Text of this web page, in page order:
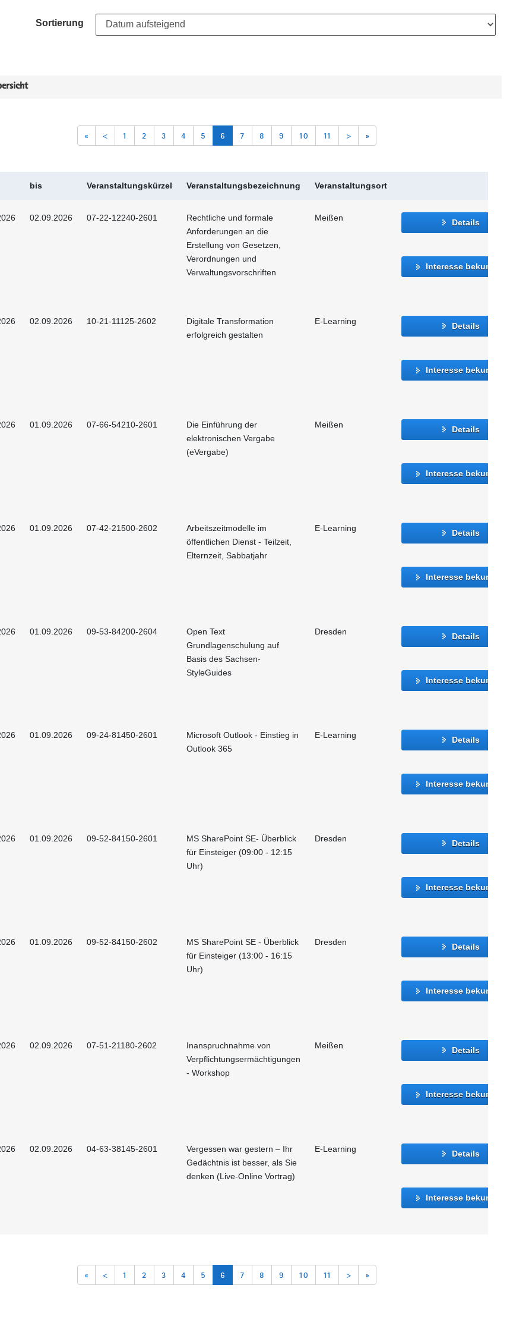
Sortierung
« < 1 2 3 4 5 6 7 8 9 10 11 > »
bis Veranstaltungskürzel Veranstaltungsbezeichnung Veranstaltungsort
02.09.2026 07-22-12240-2601
Rechtliche und formale
Anforderungen an die
Erstellung von Gesetzen,
Verordnungen und
Verwaltungsvorschriften
Meißen Details
Interesse bekunden
02.09.2026 10-21-11125-2602
Digitale Transformation
erfolgreich gestalten
E-Learning Details
Interesse bekunden
01.09.2026 07-66-54210-2601
Die Einführung der
elektronischen Vergabe
(eVergabe)
Meißen Details
Interesse bekunden
01.09.2026 07-42-21500-2602
Arbeitszeitmodelle im
öffentlichen Dienst - Teilzeit,
Elternzeit, Sabbatjahr
E-Learning Details
Interesse bekunden
01.09.2026 09-53-84200-2604
Open Text
Grundlagenschulung auf
Basis des Sachsen-
StyleGuides
Dresden Details
Interesse bekunden
01.09.2026 09-24-81450-2601
Microsoft Outlook - Einstieg in
Outlook 365
E-Learning Details
Interesse bekunden
01.09.2026 09-52-84150-2601
MS SharePoint SE- Überblick
für Einsteiger (09:00 - 12:15
Uhr)
Dresden Details
Interesse bekunden
01.09.2026 09-52-84150-2602
MS SharePoint SE - Überblick
für Einsteiger (13:00 - 16:15
Uhr)
Dresden Details
Interesse bekunden
02.09.2026 07-51-21180-2602
Inanspruchnahme von
Verpflichtungsermächtigungen
- Workshop
Meißen Details
Interesse bekunden
02.09.2026 04-63-38145-2601
Vergessen war gestern – Ihr
Gedächtnis ist besser, als Sie
denken (Live-Online Vortrag)
E-Learning Details
Interesse bekunden
« < 1 2 3 4 5 6 7 8 9 10 11 > »